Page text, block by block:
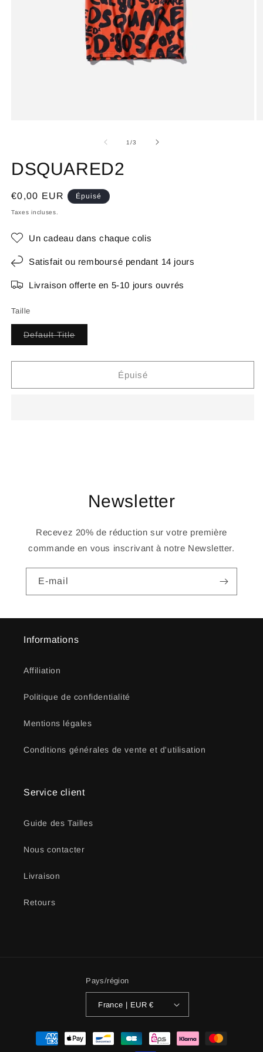
1/de
3
DSQUARED2
Prix
habituel
€0,00 EUR Épuisé
Taxes incluses.
Un cadeau dans chaque colis
Satisfait ou remboursé pendant 14 jours
Livraison offerte en 5-10 jours ouvrés
Taille
Default TitleVariante
indisponible
Épuisé
Newsletter
Recevez 20% de réduction sur votre première
commande en vous inscrivant à notre Newsletter.
E-mail
Informations
Affiliation
Politique de confidentialité
Mentions légales
Conditions générales de vente et d'utilisation
Service client
Guide des Tailles
Nous contacter
Livraison
Retours
Pays/région
France | EUR €
Moyens